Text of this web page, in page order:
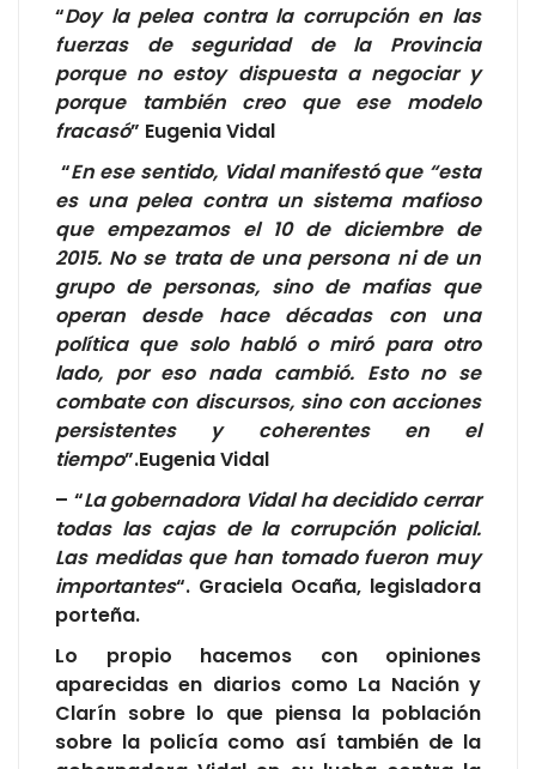
“Doy la pelea contra la corrupción en las
fuerzas de seguridad de la Provincia
porque no estoy dispuesta a negociar y
porque también creo que ese modelo
fracasó” Eugenia Vidal
“En ese sentido, Vidal manifestó que “esta
es una pelea contra un sistema mafioso
que empezamos el 10 de diciembre de
2015. No se trata de una persona ni de un
grupo de personas, sino de mafias que
operan desde hace décadas con una
política que solo habló o miró para otro
lado, por eso nada cambió. Esto no se
combate con discursos, sino con acciones
persistentes y coherentes en el
tiempo”.Eugenia Vidal
– “La gobernadora Vidal ha decidido cerrar
todas las cajas de la corrupción policial.
Las medidas que han tomado fueron muy
importantes“. Graciela Ocaña, legisladora
porteña.
Lo propio hacemos con opiniones
aparecidas en diarios como La Nación y
Clarín sobre lo que piensa la población
sobre la policía como así también de la